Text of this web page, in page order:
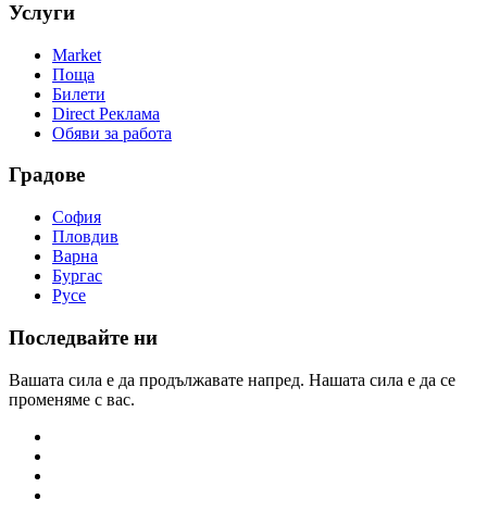
Услуги
Market
Поща
Билети
Direct Реклама
Обяви за работа
Градове
София
Пловдив
Варна
Бургас
Русе
Последвайте ни
Вашата сила е да продължавате напред. Нашата сила е да се
променяме с вас.